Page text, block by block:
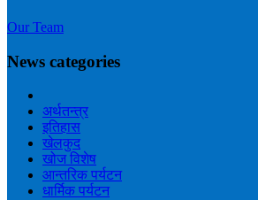
Our Team
News categories
अर्थतन्त्र
इतिहास
खेलकुद
खोज विशेष
आन्तरिक पर्यटन
धार्मिक पर्यटन